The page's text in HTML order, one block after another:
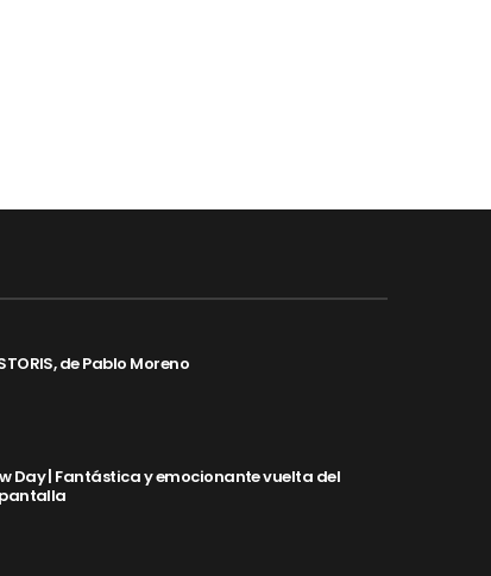
de Pablo Moreno
Day | Fantástica y emocionante vuelta del